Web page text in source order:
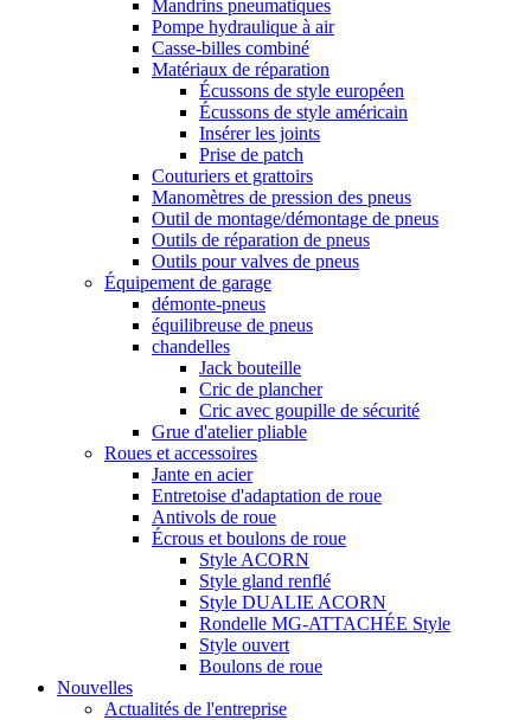
Mandrins pneumatiques
Pompe hydraulique à air
Casse-billes combiné
Matériaux de réparation
Écussons de style européen
Écussons de style américain
Insérer les joints
Prise de patch
Couturiers et grattoirs
Manomètres de pression des pneus
Outil de montage/démontage de pneus
Outils de réparation de pneus
Outils pour valves de pneus
Équipement de garage
démonte-pneus
équilibreuse de pneus
chandelles
Jack bouteille
Cric de plancher
Cric avec goupille de sécurité
Grue d'atelier pliable
Roues et accessoires
Jante en acier
Entretoise d'adaptation de roue
Antivols de roue
Écrous et boulons de roue
Style ACORN
Style gland renflé
Style DUALIE ACORN
Rondelle MG-ATTACHÉE Style
Style ouvert
Boulons de roue
Nouvelles
Actualités de l'entreprise